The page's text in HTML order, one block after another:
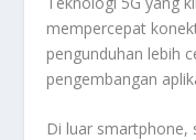
mempercepat
pengunduhan lebih
pengembangan
Di luar smartphone,